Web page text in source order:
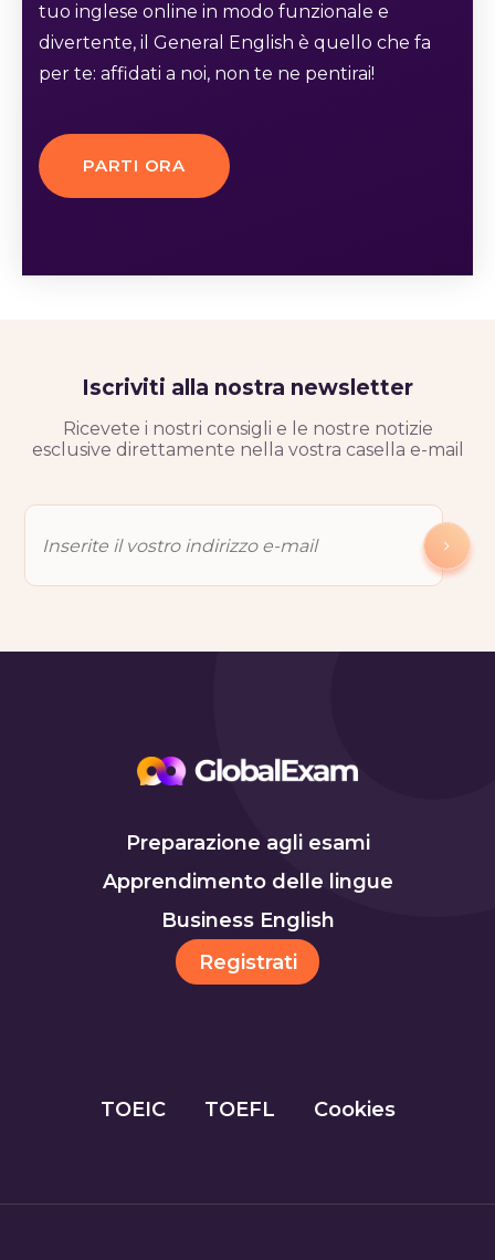
tuo inglese online in modo funzionale e
divertente, il General English è quello che fa
per te: affidati a noi, non te ne pentirai!
PARTI ORA
Iscriviti alla nostra newsletter
Ricevete i nostri consigli e le nostre notizie
esclusive direttamente nella vostra casella e-mail
Preparazione agli esami
Apprendimento delle lingue
Business English
Registrati
TOEIC TOEFL Cookies